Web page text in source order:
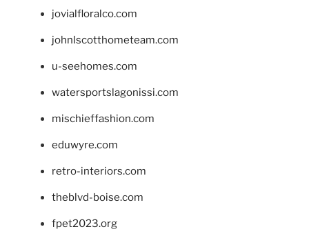
jovialfloralco.com
johnlscotthometeam.com
u-seehomes.com
watersportslagonissi.com
mischieffashion.com
eduwyre.com
retro-interiors.com
theblvd-boise.com
fpet2023.org